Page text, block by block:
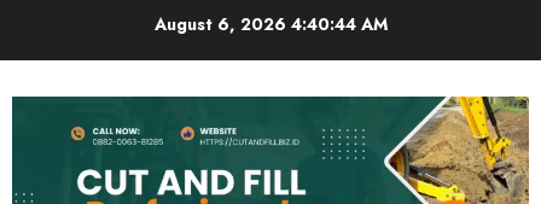
August 6, 2026 4:40:45 AM